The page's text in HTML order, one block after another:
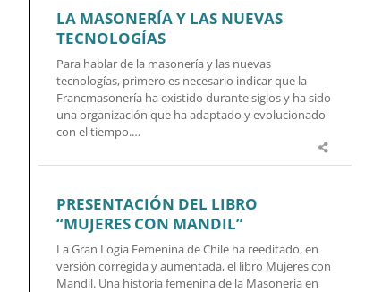
LA MASONERÍA Y LAS NUEVAS
TECNOLOGÍAS
Para hablar de la masonería y las nuevas
tecnologías, primero es necesario indicar que la
Francmasonería ha existido durante siglos y ha sido
una organización que ha adaptado y evolucionado
con el tiempo.…
PRESENTACIÓN DEL LIBRO
“MUJERES CON MANDIL”
La Gran Logia Femenina de Chile ha reeditado, en
versión corregida y aumentada, el libro Mujeres con
Mandil. Una historia femenina de la Masonería en